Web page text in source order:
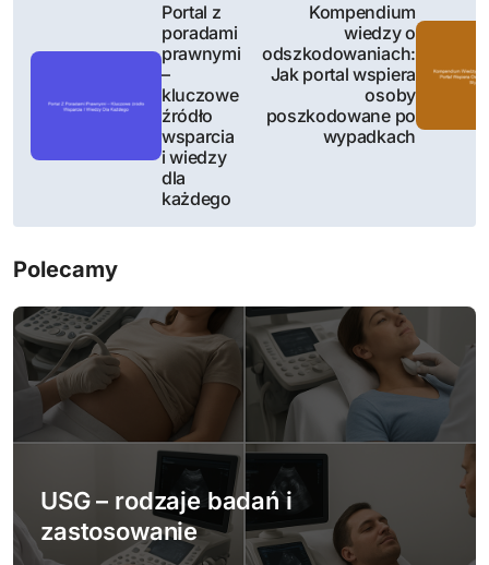
a
c
j
a
p
s
Portal z
poradami
prawnymi
–
kluczowe
źródło
wsparcia
i wiedzy
dla
każdego
Kompendium
wiedzy o
odszkodowaniach:
Jak portal wspiera
osoby
poszkodowane po
wypadkach
Polecamy
USG – rodzaje badań i
zastosowanie